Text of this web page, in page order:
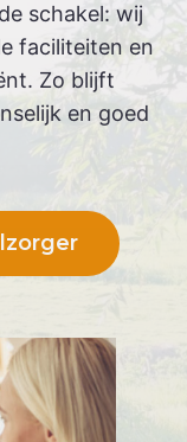
schakel: wij
faciliteiten en
Zo blijft
en goed